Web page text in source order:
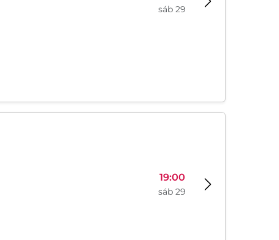
sáb 29
19:00
sáb 29